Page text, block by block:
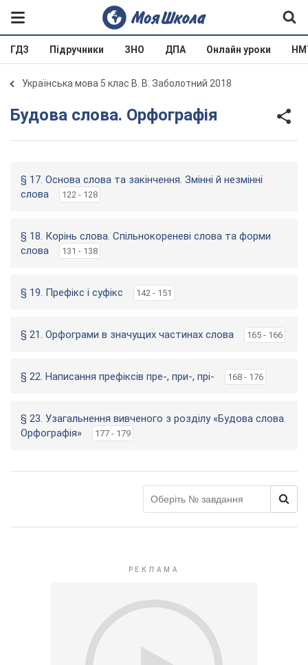
ГДЗ Підручники ЗНО ДПА Онлайн уроки
Українська мова 5 клас В. В. Заболотний 2018
Будова слова. Орфографія
§ 17. Основа слова та закінчення. Змінні й незмінні
слова
122 - 128
§ 18. Корінь слова. Спільнокореневі слова та форми
слова
131 - 138
§ 19. Префікс і суфікс 142 - 151
§ 21. Орфограми в значущих частинах слова 165 - 166
§ 22. Написання префіксів пре-, при-, прі- 168 - 176
§ 23. Узагальнення вивченого з розділу «Будова слова.
Орфографія»
177 - 179